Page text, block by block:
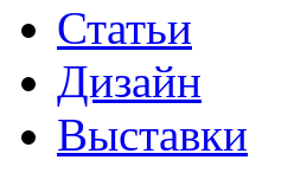
Статьи
Дизайн
Выставки